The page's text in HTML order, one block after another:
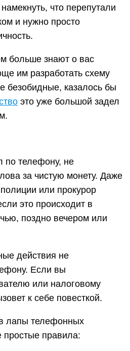
что перепутали
и нужно просто
больше знают о вас
им разработать схему
безобидные, казалось бы
это уже большой задел
по телефону, не
за чистую монету. Даже
или прокурор
это происходит в
поздно вечером или
действия не
Если вы
или налоговому
к себе повесткой.
лапы телефонных
правила: